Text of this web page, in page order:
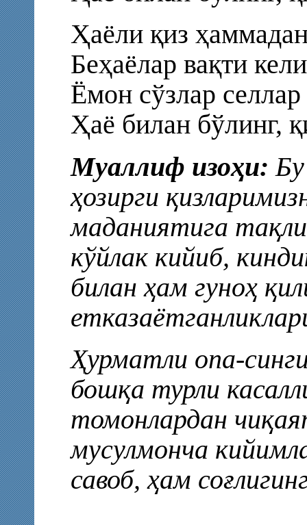
Ҳаёли қиз
Беҳаёлар вақти
Ёмон сўзлар
Ҳаё билан бўлинг,
Муаллиф изоҳи:
ҳозирги
маданиятига
кўйлак кийиб,
билан ҳам гуноҳ
Ҳурматли опа-
бошқа турли
томонлардан
мусулмонча
савоб, ҳам